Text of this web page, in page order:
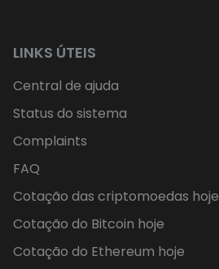
LINKS ÚTEIS
Central de ajuda
Status do sistema
Complaints
FAQ
Cotação das criptomoedas hoje
Cotação do Bitcoin hoje
Cotação do Ethereum hoje